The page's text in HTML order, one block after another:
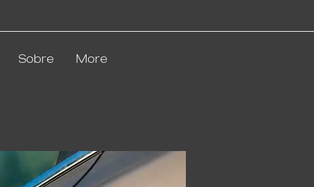
Sobre More